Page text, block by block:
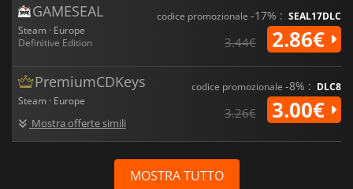
GAMESEAL
Steam · Europe
Definitive Edition
codice promozionale -17% : SEAL17DLC
3.44€ 2.86€
PremiumCDKeys
Steam · Europe
Mostra offerte simili
codice promozionale -8% : DLC8
3.26€ 3.00€
MOSTRA TUTTO